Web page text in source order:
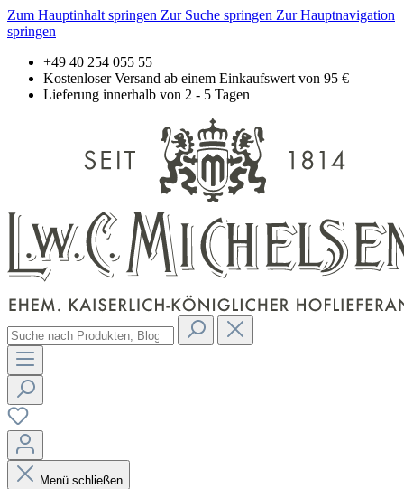
Zum Hauptinhalt springen Zur Suche springen Zur Hauptnavigation
springen
+49 40 254 055 55
Kostenloser Versand ab einem Einkaufswert von 95 €
Lieferung innerhalb von 2 - 5 Tagen
Menü schließen